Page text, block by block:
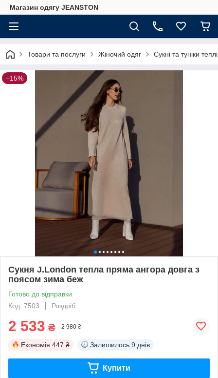
Магазин одягу JEANSTON
Товари та послуги Жіночий одяг Сукні та туніки теплі
–15%
Сукня J.London тепла пряма ангора довга з
поясом зима беж
Готово до відправки
Код: 7503
Роздріб
2 533 ₴ 2 980 ₴
Економія 447 ₴ Залишилось 9 днів
Купити